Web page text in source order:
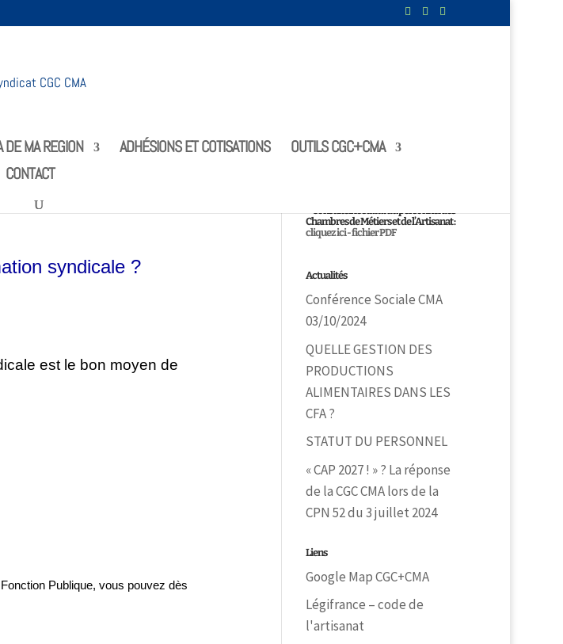
DE MA REGION ADHÉSIONS ET COTISATIONS
OUTILS CGC+CMA
CONTACT
syndicale ?
est le bon moyen de
Publique, vous pouvez dès
Consultez le statut du personnel des
Chambres de Métiers et de l’Artisanat :
cliquez ici - fichier PDF
Actualités
Conférence Sociale CMA
03/10/2024
QUELLE GESTION DES
PRODUCTIONS
ALIMENTAIRES DANS LES
CFA ?
STATUT DU PERSONNEL
« CAP 2027 ! » ? La réponse
de la CGC CMA lors de la
CPN 52 du 3 juillet 2024
Liens
Google Map CGC+CMA
Légifrance – code de
l'artisanat